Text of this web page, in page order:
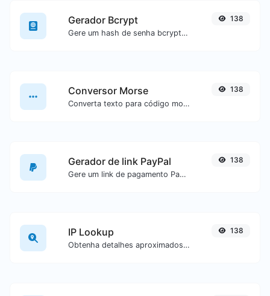
Gerador Bcrypt
Gere um hash de senha bcrypt para qualquer entrada de texto.
138
Conversor Morse
Converta texto para código morse ou vice-versa para qualquer entrada de texto.
138
Gerador de link PayPal
Gere um link de pagamento PayPal com facilidade.
138
IP Lookup
Obtenha detalhes aproximados de IP.
138